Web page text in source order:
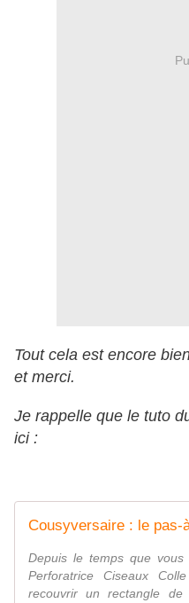
Tout cela est encore
et merci.
Je rappelle que le tuto
ici :
Depuis le temps que
Perforatrice Ciseaux
recouvrir un rectangle